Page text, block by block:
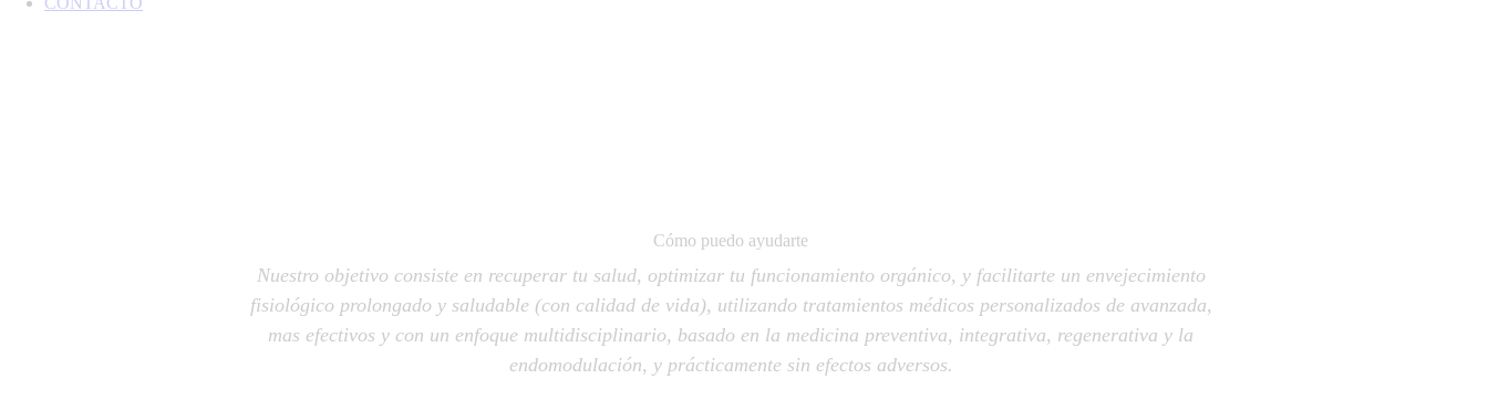
Cómo puedo ayudarte
Nuestro objetivo consiste en recuperar tu salud, optimizar tu funcionamiento orgánico, y facilitarte un envejecimiento
fisiológico prolongado y saludable (con calidad de vida), utilizando tratamientos médicos personalizados de avanzada,
mas efectivos y con un enfoque multidisciplinario, basado en la medicina preventiva, integrativa, regenerativa y la
endomodulación, y prácticamente sin efectos adversos.